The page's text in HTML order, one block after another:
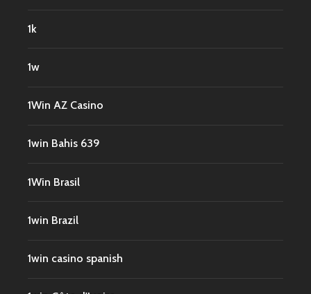
1k
1w
1Win AZ Casino
1win Bahis 639
1Win Brasil
1win Brazil
1win casino spanish